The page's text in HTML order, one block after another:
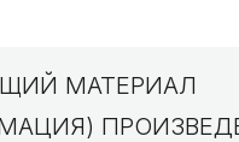
МАТЕРИАЛ